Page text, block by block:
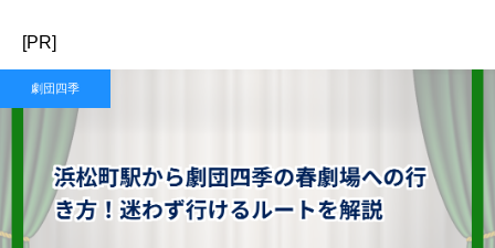
[PR]
劇団四季